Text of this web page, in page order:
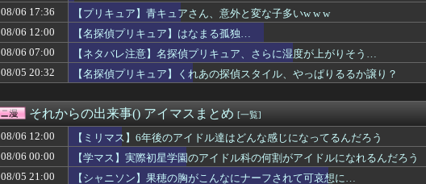
【ガンダム0083】バニングってスパロボだと普通に生きてるよね？
【悲報】ヤニねこさん、BPOが動くｗｗｗｗｗ
【画像】ブルーロック、なんJ民登場ｗｗｗｗｗ
異世界おじさん←こいつに2期がない理由・・・
【ラブライブ！】【画像】みーおっみおみおって笑いそうな顔してる【蓮ノ空】
【衝撃画像】絶対にヒグマに襲われない「最強の家」、凄すぎるｗｗｗｗこれは…ヤバ...
【朗報】歴代の日本の全漫画TOP10、遂に確定するwwwww
アニメ監督「ラスボス戦かぁ……主題歌流して主人公が1番最初に習得した技でトドメ...
「ドカ食いダイスキ！もちづきさん」TVアニメ化
【V作戦】ジオン視点のこいつ等って普通に怖すぎると思う…
「仮面ライダーマイス」の脚本を担当する荒川稔久、過去作を振り返っても作風が読め...
【画像】地雷系女子さん、トイレ我慢の限界で大ピンチにwwwwwww
08/06 17:36
【プリキュア】青キュアさん、意外と変な子多いw w w
08/06 12:00
【名探偵プリキュア】はなまる孤独…
08/06 07:00
【ネタバレ注意】名探偵プリキュア、さらに湿度が上がりそう…
08/05 20:32
【名探偵プリキュア】くれあの探偵スタイル、やっぱりるるか譲り？
それからの出来事() アイマスまとめ [一覧]
08/06 12:00
【ミリマス】6年後のアイドル達はどんな感じになってるんだろう
08/06 00:00
【学マス】実際初星学園のアイドル科の何割がアイドルになれるんだろう
08/05 21:00
【シャニソン】果穂の胸がこんなにナーフされて可哀想に…